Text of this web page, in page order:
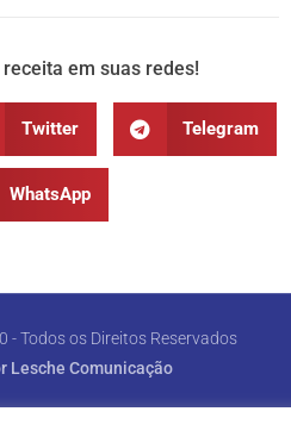
em suas redes!
Twitter Telegram
WhatsApp
- Todos os Direitos Reservados
Lesche Comunicação